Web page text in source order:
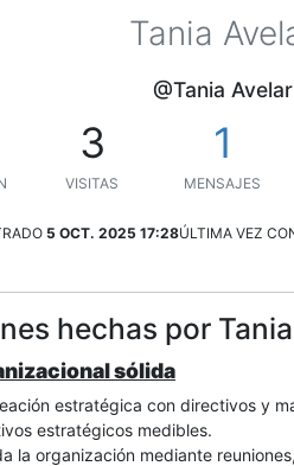
Tania
@Tania Avelar
3
VISITAS
1
MENSAJES
5 OCT. 2025 17:28ÚLTIMA VEZ
hechas por
sólida
estratégica con directivos y
estratégicos medibles.
la organización mediante